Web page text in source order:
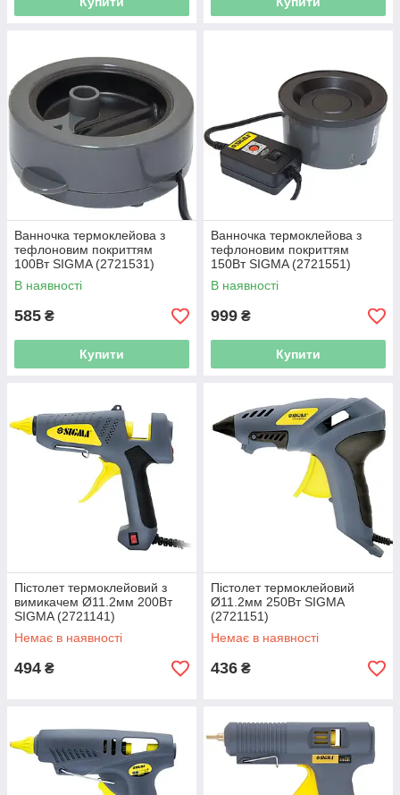
Ванночка термоклейова з
тефлоновим покриттям
100Вт SIGMA (2721531)
В наявності
585 ₴
Купити
Ванночка термоклейова з
тефлоновим покриттям
150Вт SIGMA (2721551)
В наявності
999 ₴
Купити
Пістолет термоклейовий з
вимикачем Ø11.2мм 200Вт
SIGMA (2721141)
Немає в наявності
494 ₴
Пістолет термоклейовий
Ø11.2мм 250Вт SIGMA
(2721151)
Немає в наявності
436 ₴